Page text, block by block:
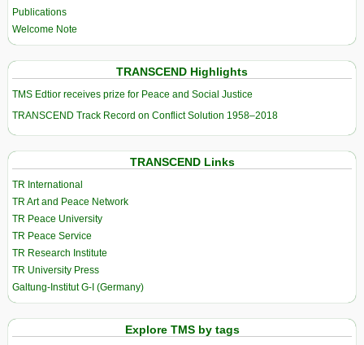
Publications
Welcome Note
TRANSCEND Highlights
TMS Edtior receives prize for Peace and Social Justice
TRANSCEND Track Record on Conflict Solution 1958–2018
TRANSCEND Links
TR International
TR Art and Peace Network
TR Peace University
TR Peace Service
TR Research Institute
TR University Press
Galtung-Institut G-I (Germany)
Explore TMS by tags